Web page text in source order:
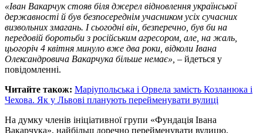
«Іван Вакарчук стояв біля джерел відновлення української
державності й був безпосереднім учасником усіх сучасних
визвольних змагань. І сьогодні він, безперечно, був би на
передовій боротьби з російським агресором, але, на жаль,
цьогоріч 4 квітня минуло вже два роки, відколи Івана
Олександровича Вакарчука більше немає», – йдеться у
повідомленні.
Читайте також: Маріупольська і Орвела замість Козланюка і
Чехова. Як у Львові планують перейменувати вулиці
На думку членів ініціативної групи «Фундація Івана
Вакарчука», найбільш доречно перейменувати вулицю,